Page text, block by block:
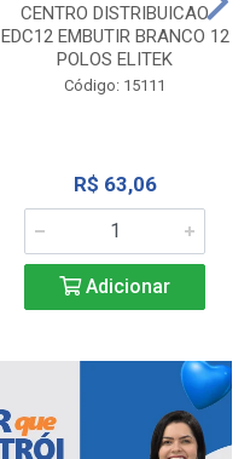
CENTRO DISTRIBUICAO
EDC12 EMBUTIR BRANCO 12
POLOS ELITEK
Código: 15111
R$ 63,06
Adicionar